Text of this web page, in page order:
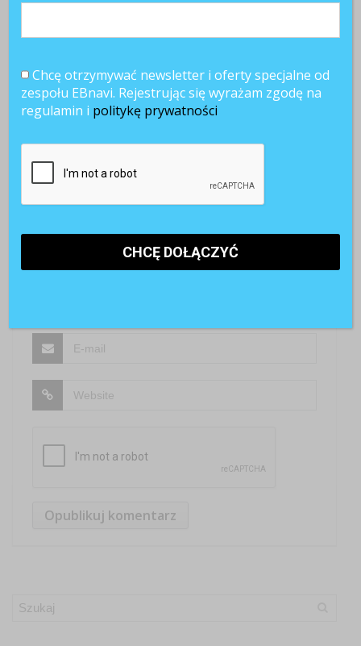
Z przyjemnością poznamy Twoją opinię
SKOMENTUJ
Chcę otrzymywać newsletter i oferty specjalne od
zespołu EBnavi. Rejestrując się wyrażam zgodę na
regulamin i politykę prywatności